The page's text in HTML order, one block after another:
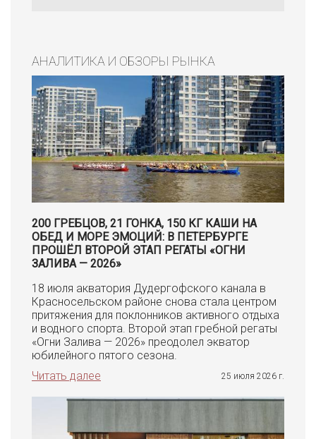
АНАЛИТИКА И ОБЗОРЫ РЫНКА
200 ГРЕБЦОВ, 21 ГОНКА, 150 КГ КАШИ НА
ОБЕД И МОРЕ ЭМОЦИЙ: В ПЕТЕРБУРГЕ
ПРОШЁЛ ВТОРОЙ ЭТАП РЕГАТЫ «ОГНИ
ЗАЛИВА — 2026»
18 июля акватория Дудергофского канала в
Красносельском районе снова стала центром
притяжения для поклонников активного отдыха
и водного спорта. Второй этап гребной регаты
«Огни Залива — 2026» преодолел экватор
юбилейного пятого сезона.
Читать далее
25 июля 2026 г.